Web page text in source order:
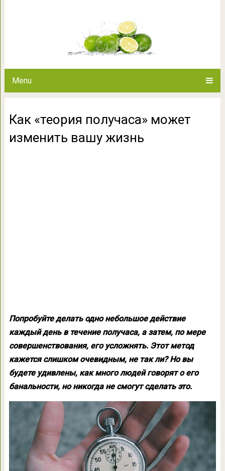
Menu
Как «теория получаса» может
изменить вашу жизнь
Попробуйте делать одно небольшое действие
каждый день в течение получаса, а затем, по мере
совершенствования, его усложнять. Этот метод
кажется слишком очевидным, не так ли? Но вы
будете удивлены, как много людей говорят о его
банальности, но никогда не смогут сделать это.